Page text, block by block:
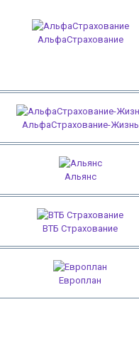
АльфаСтрахование
АльфаСтрахование-Жизнь
Альянс
ВТБ Страхование
Европлан